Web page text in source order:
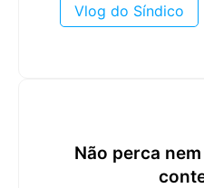
Vlog do Síndico
Não perca